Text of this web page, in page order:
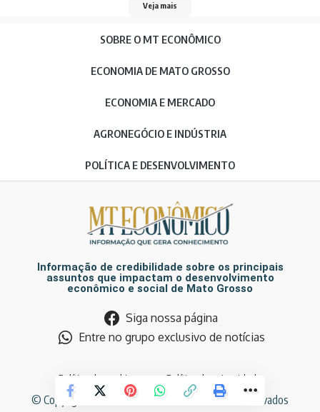
Veja mais
SOBRE O MT ECONÔMICO
ECONOMIA DE MATO GROSSO
ECONOMIA E MERCADO
AGRONEGÓCIO E INDÚSTRIA
POLÍTICA E DESENVOLVIMENTO
Informação de credibilidade sobre os principais
assuntos que impactam o desenvolvimento
econômico e social de Mato Grosso
Siga nossa página
Entre no grupo exclusivo de notícias
Política de cookies Política de privacidade
© Copyright MT Econômico. Todos os direitos reservados